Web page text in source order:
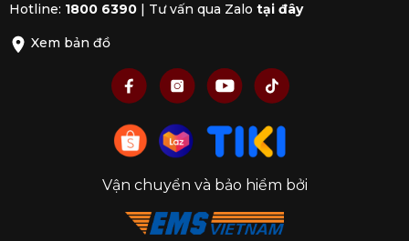
Hotline: 1800 6390 Tư vấn qua Zalo tại đây
Xem bản đồ
Vận chuyển và bảo hiểm bởi